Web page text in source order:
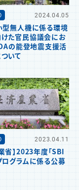
2024.04.05
型無人機に係る環境
た官民協議会にお
の能登地震支援活
いて
2023.04.11
省】2023年度「SBI
ログラムに係る公募